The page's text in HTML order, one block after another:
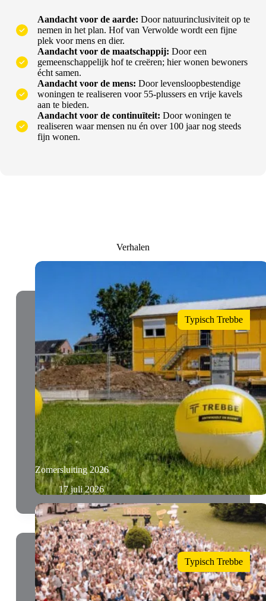
Aandacht voor de aarde: Door natuurinclusiviteit op te
nemen in het plan. Hof van Verwolde wordt een fijne
plek voor mens en dier.
Aandacht voor de maatschappij: Door een
gemeenschappelijk hof te creëren; hier wonen bewoners
écht samen.
Aandacht voor de mens: Door levensloopbestendige
woningen te realiseren voor 55-plussers en vrije kavels
aan te bieden.
Aandacht voor de continuïteit: Door woningen te
realiseren waar mensen nu én over 100 jaar nog steeds
fijn wonen.
Verhalen
Typisch Trebbe
Zomersluiting 2026
17 juli 2026
Typisch Trebbe